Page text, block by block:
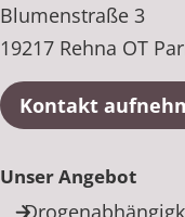
Blumenstraße 3
19217 Rehna OT
Kontakt
Unser Angebot